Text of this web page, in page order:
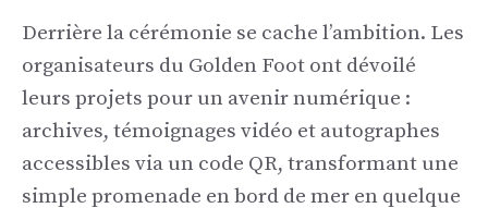
Derrière la cérémonie se cache l’ambition. Les
organisateurs du Golden Foot ont dévoilé
leurs projets pour un avenir numérique :
archives, témoignages vidéo et autographes
accessibles via un code QR, transformant une
simple promenade en bord de mer en quelque